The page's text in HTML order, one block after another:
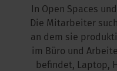
In Open Spaces
Die Mitarbeiter
an dem sie
im Büro und
beﬁndet, Laptop,